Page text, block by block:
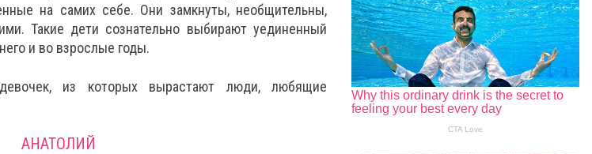
на самих себе. Они замкнуты, необщительны,
Такие дети сознательно выбирают уединенный
и во взрослые годы.
из которых вырастают люди, любящие
АНАТОЛИЙ